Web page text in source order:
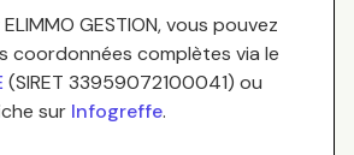
ELIMMO GESTION, vous pouvez
coordonnées complètes via le
(SIRET 33959072100041) ou
sur Infogreffe.